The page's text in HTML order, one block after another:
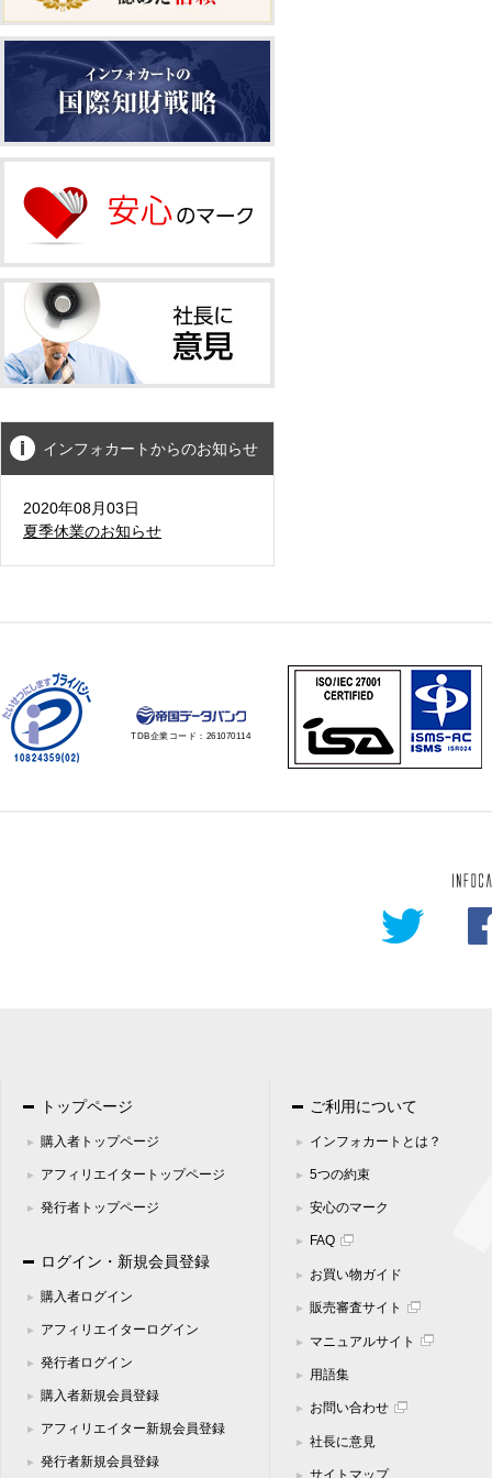
インフォカートからのお知らせ
2020年08月03日
夏季休業のお知らせ
TDB企業コード： 261070114
トップページ
購入者トップページ
アフィリエイタートップページ
発行者トップページ
ログイン・新規会員登録
購入者ログイン
アフィリエイターログイン
発行者ログイン
購入者新規会員登録
アフィリエイター新規会員登録
発行者新規会員登録
ご利用について
インフォカートとは？
5つの約束
安心のマーク
FAQ
お買い物ガイド
販売審査サイト
マニュアルサイト
用語集
お問い合わせ
社長に意見